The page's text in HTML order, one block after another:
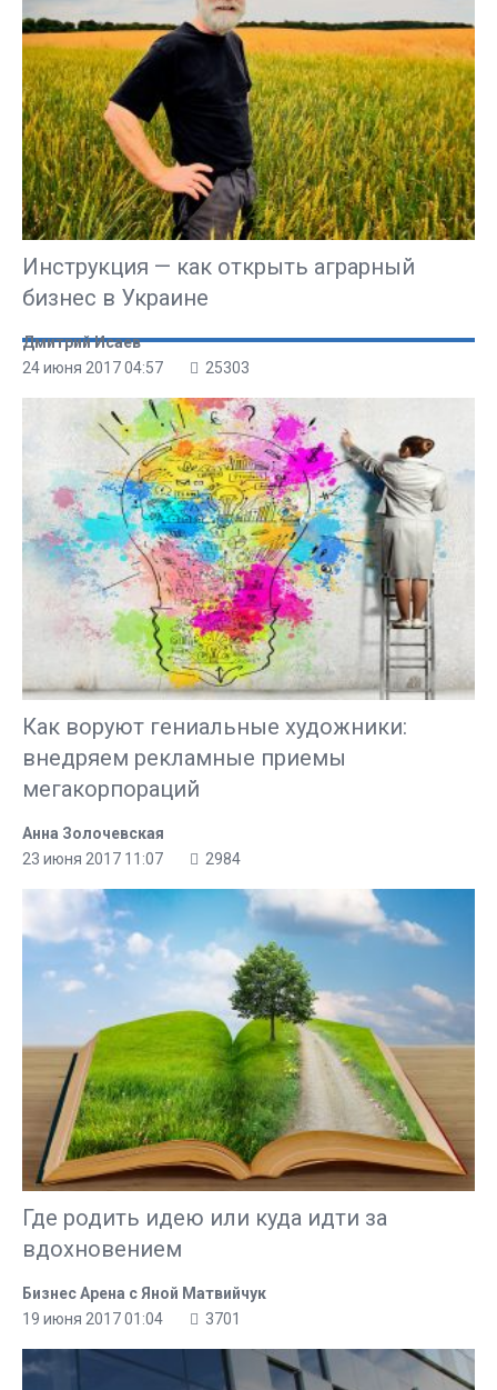
Инструкция — как открыть аграрный
бизнес в Украине
Дмитрий Исаев
24 июня 2017 04:57
25303
Как воруют гениальные художники:
внедряем рекламные приемы
мегакорпораций
Анна Золочевская
23 июня 2017 11:07
2984
Где родить идею или куда идти за
вдохновением
Бизнес Арена с Яной Матвийчук
19 июня 2017 01:04
3701